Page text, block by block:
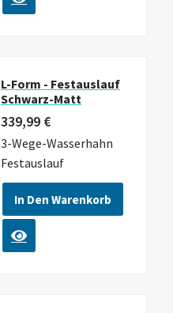
L-Form - Festauslauf
Schwarz-Matt
339,99 €
3-Wege-Wasserhahn
Festauslauf
In Den Warenkorb